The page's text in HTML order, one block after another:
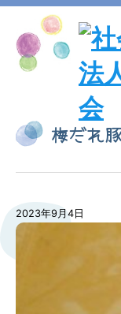
梅だれ
2023年9月4日